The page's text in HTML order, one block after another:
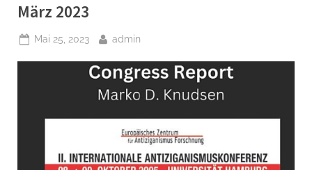
März 2023
Posted
Mai 25, 2023 By
admin